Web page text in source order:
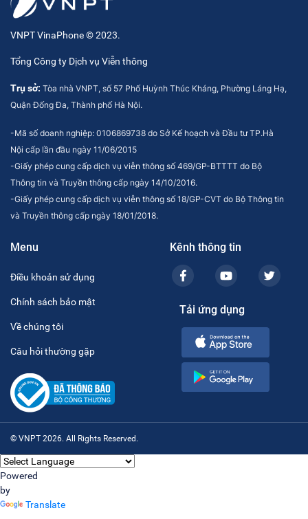
VNPT VinaPhone © 2023.
Tổng Công ty Dịch vụ Viễn thông
Trụ sở: Tòa nhà VNPT, số 57 Phố Huỳnh Thúc Kháng, Phường Láng Hạ,
Quận Đống Đa, Thành phố Hà Nội.
-Mã số doanh nghiệp: 0106869738 do Sở Kế hoạch và Đầu tư TP.Hà
Nội cấp lần đầu ngày 11/06/2015
-Giấy phép cung cấp dịch vụ viễn thông số 469/GP-BTTTT do Bộ
Thông tin và Truyền thông cấp ngày 14/10/2016.
-Giấy phép cung cấp dịch vụ viễn thông số 18/GP-CVT do Bộ Thông tin
và Truyền thông cấp ngày 18/01/2018.
Menu
Điều khoản sử dụng
Chính sách bảo mật
Về chúng tôi
Câu hỏi thường gặp
Kênh thông tin
Tải ứng dụng
© VNPT 2026. All Rights Reserved.
Powered
by
Translate